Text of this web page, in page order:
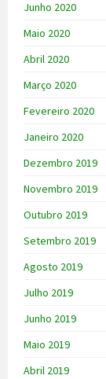
Junho 2020
Maio 2020
Abril 2020
Março 2020
Fevereiro 2020
Janeiro 2020
Dezembro 2019
Novembro 2019
Outubro 2019
Setembro 2019
Agosto 2019
Julho 2019
Junho 2019
Maio 2019
Abril 2019